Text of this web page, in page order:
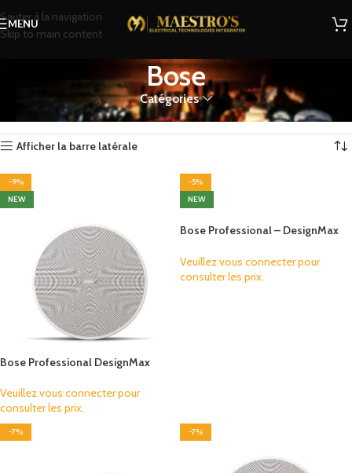
Sauter à la navigation
Skip to main content
MENU
Bose
Catégories
Bose 5 résultats affichés
Afficher la barre latérale
-9%
NEW
Bose Professional DesignMax
Veuillez vous connecter pour
consulter les prix.
-5%
NEW
Bose Professional – DesignMax
Veuillez vous connecter pour
consulter les prix.
-7% -7%